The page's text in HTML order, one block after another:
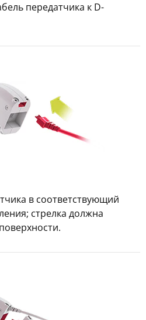
передатчика к D-
в соответствующий
стрелка должна